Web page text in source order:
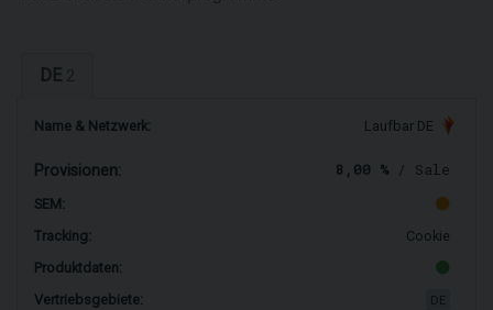
DE
Name & Netzwerk: Laufbar DE
Provisionen: 8,00 % / Sale
SEM:
Tracking:
Cookie
Produktdaten:
Vertriebsgebiete: